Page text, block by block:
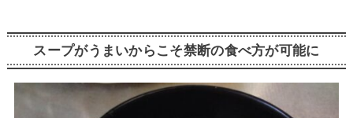
スープがうまいからこそ禁断の食べ方が可能に